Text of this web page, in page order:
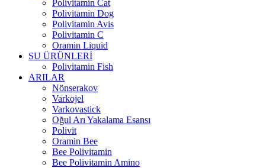
Polivitamin Cat
Polivitamin Dog
Polivitamin Avis
Polivitamin C
Oramin Liquid
SU ÜRÜNLERİ
Polivitamin Fish
ARILAR
Nönserakov
Varkojel
Varkovastick
Oğul Arı Yakalama Esansı
Polivit
Oramin Bee
Bee Polivitamin
Bee Polivitamin Amino